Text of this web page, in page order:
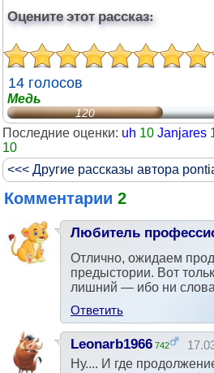
Оцените этот рассказ:
14 голосов
Медь
120
Последние оценки: uh 10 Janjares
10
<<< Другие рассказы автора
Комментарии 2
Любитель
Отлично, ожидаем
предыстории. Вот
лишний — ибо ни
Ответить
Leonarb1966 742
Ну.... И где